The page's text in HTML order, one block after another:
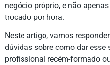
negócio próprio, e não
trocado por hora.
Neste artigo, vamos
dúvidas sobre como dar esse
profissional recém-formado